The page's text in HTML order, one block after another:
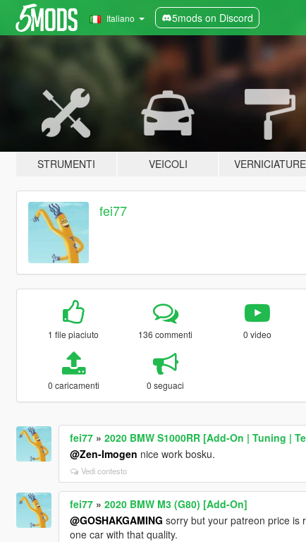
Italiano 5mods on Discord
STRUMENTI VEICOLI VERNICIATURE
fei77
1 file piaciuto 136 commenti 0 video
0 caricamenti 0 seguaci
fei77» 2020 BMW S1000RR [Add-On | Tuning |
@Zen-Imogen nice work bosku.
Vedi contesto
fei77» 2020 BMW M3 (G80) [Add-On]
@GOSHAKGAMING sorry but your patreon price is
one car with that quality.